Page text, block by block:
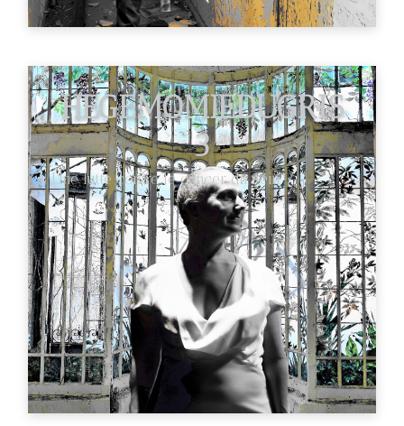
HEGEMOMIEDUGRIS
3
Une lutte contre le cancer du sein.
€89